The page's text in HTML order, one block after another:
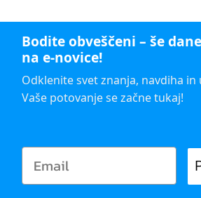
Bodite obveščeni – še
na e-novice!
Odklenite svet znanja, navdiha
Vaše potovanje se začne tukaj!